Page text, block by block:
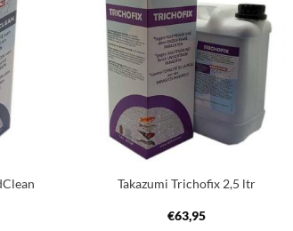
Toevoegen
verlanglijst
Toevoegen
aan
verlanglijst
Takazumi Trichofix 2,5 ltr
€63,95